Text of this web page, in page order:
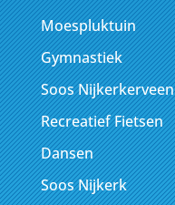
Moespluktuin
Gymnastiek
Soos Nijkerkerveen
Recreatief Fietsen
Dansen
Soos Nijkerk